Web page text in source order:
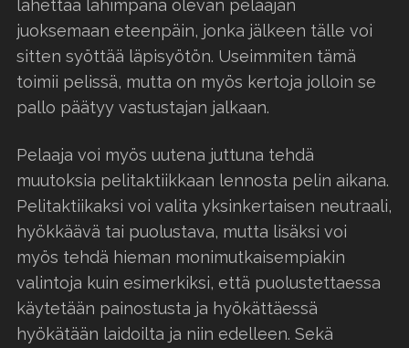
lähettää lähimpänä olevan pelaajan
juoksemaan eteenpäin, jonka jälkeen tälle voi
sitten syöttää läpisyötön. Useimmiten tämä
toimii pelissä, mutta on myös kertoja jolloin se
pallo päätyy vastustajan jalkaan.
Pelaaja voi myös uutena juttuna tehdä
muutoksia pelitaktiikkaan lennosta pelin aikana.
Pelitaktiikaksi voi valita yksinkertaisen neutraali,
hyökkäävä tai puolustava, mutta lisäksi voi
myös tehdä hieman monimutkaisempiakin
valintoja kuin esimerkiksi, että puolustettaessa
käytetään painostusta ja hyökättäessä
hyökätään laidoilta ja niin edelleen. Sekä